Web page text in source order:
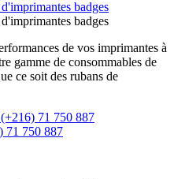
badges
badges
de vos imprimantes à
gamme de consommables de
ce soit des rubans de
71 750 887
71 750 887